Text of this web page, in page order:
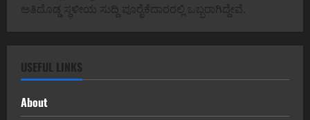
ಅತಿದೊಡ್ಡ ಸ್ಥಳೀಯ ಸುದ್ದಿ ಪೂರೈಕೆದಾರರಲ್ಲಿ ಒಬ್ಬರಾಗಿದ್ದೇವೆ.
USEFUL LINKS
About